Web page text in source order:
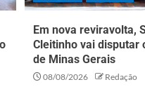
Em nova reviravolta,
Cleitinho vai disputar
de Minas Gerais
08/08/2026 Redação